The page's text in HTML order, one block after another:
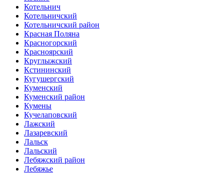
Котельнич
Котельничский
Котельничский район
Красная Поляна
Красногорский
Красноярский
Круглыжский
Кстининский
Кугушергский
Куменский
Куменский район
Кумены
Кучелаповский
Лажский
Лазаревский
Лальск
Лальский
Лебяжский район
Лебяжье